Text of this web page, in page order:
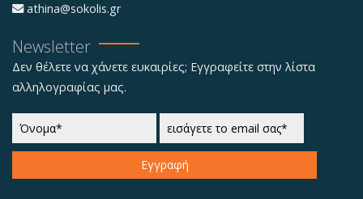
athina@sokolis.gr
Newsletter
Δεν θέλετε να χάνετε ευκαιρίες; Εγγραφείτε στην λίστα
αλληλογραφίας μας.
Εγγραφή